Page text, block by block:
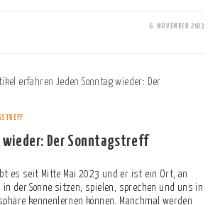
6. NOVEMBER 2023
wieder: Der Sonntagstreff
es seit Mitte Mai 2023 und er ist ein Ort, an
der Sonne sitzen, spielen, sprechen und uns in
kennenlernen können. Manchmal werden